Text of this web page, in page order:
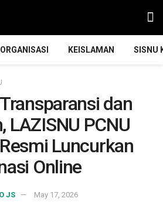
ORGANISASI KEISLAMAN SISNU
dan
LAZISNU PCNU
Luncurkan
Online
JS May 17, 2026